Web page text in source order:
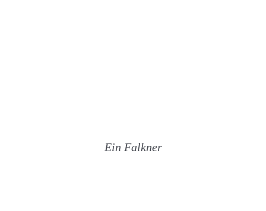
Ein Falkner